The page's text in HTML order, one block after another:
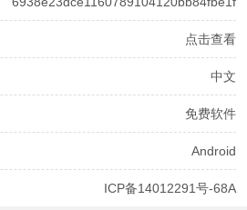
点击查看
中文
免费软件
Android
ICP备14012291号-68A